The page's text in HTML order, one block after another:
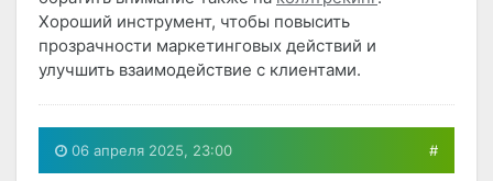
Хороший инструмент, чтобы повысить
прозрачности маркетинговых действий и
улучшить взаимодействие с клиентами.
06 апреля 2025, 23:00 #